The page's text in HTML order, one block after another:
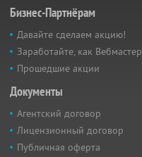
Бизнес-Партнёрам
Давайте сделаем акцию!
Заработайте, как Вебмастер
Прошедшие акции
Документы
Агентский договор
Лицензионный договор
Публичная оферта